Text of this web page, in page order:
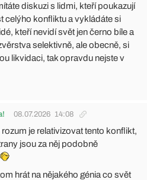
diskuzi s lidmi, kteří poukazují
celýho konfliktu a vykládáte si
kteří nevidí svět jen černo bíle a
selektivně, ale obecně, si
likvidaci, tak opravdu nejste v
08.07.2026 14:08
je relativizovat tento konflikt,
jsou za něj podobně
hrát na nějakého génia co svět